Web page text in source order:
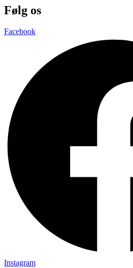
Følg os
Facebook
Instagram